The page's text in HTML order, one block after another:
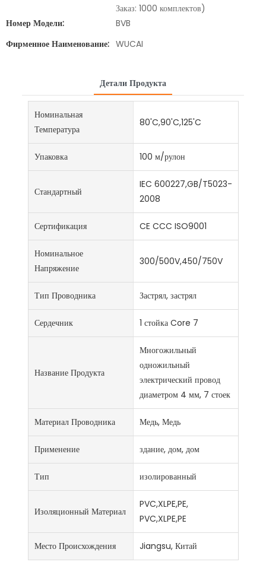
Заказ: 1000 комплектов)
Номер Модели:
BVB
Фирменное Наименование: WUCAI
Детали Продукта
Номинальная
Температура
80'C,90'C,125'C
Упаковка 100 м/рулон
Стандартный
IEC 600227,GB/T5023-
2008
Сертификация CE CCC ISO9001
Номинальное
Напряжение
300/500V,450/750V
Тип Проводника Застрял, застрял
Сердечник 1 стойка Core 7
Название Продукта
Многожильный
одножильный
электрический провод
диаметром 4 мм, 7 стоек
Материал Проводника Медь, Медь
Применение здание, дом, дом
Тип изолированный
Изоляционный Материал
PVC,XLPE,PE,
PVC,XLPE,PE
Место Происхождения Jiangsu, Китай